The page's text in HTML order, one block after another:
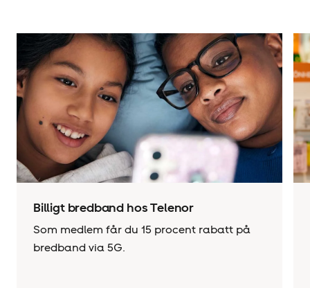
Billigt bredband hos Telenor
Som medlem får du 15 procent rabatt på
bredband via 5G.